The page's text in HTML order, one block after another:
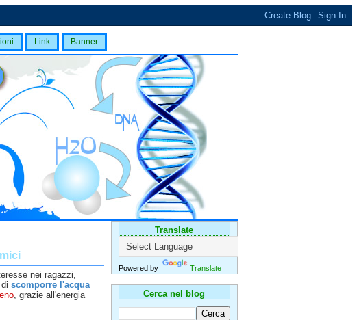
Link Banner
Translate
Powered by Translate
Cerca nel blog
nei ragazzi,
scomporre l'acqua
, grazie all'energia